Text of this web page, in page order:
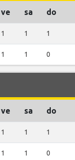
ve sa do
1 1 1
1 1 0
ve sa do
1 1 1
1 1 0